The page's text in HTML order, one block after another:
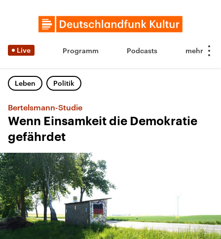
Live Programm Podcasts
Leben Politik
Bertelsmann-Studie
Wenn Einsamkeit die Demokratie
gefährdet